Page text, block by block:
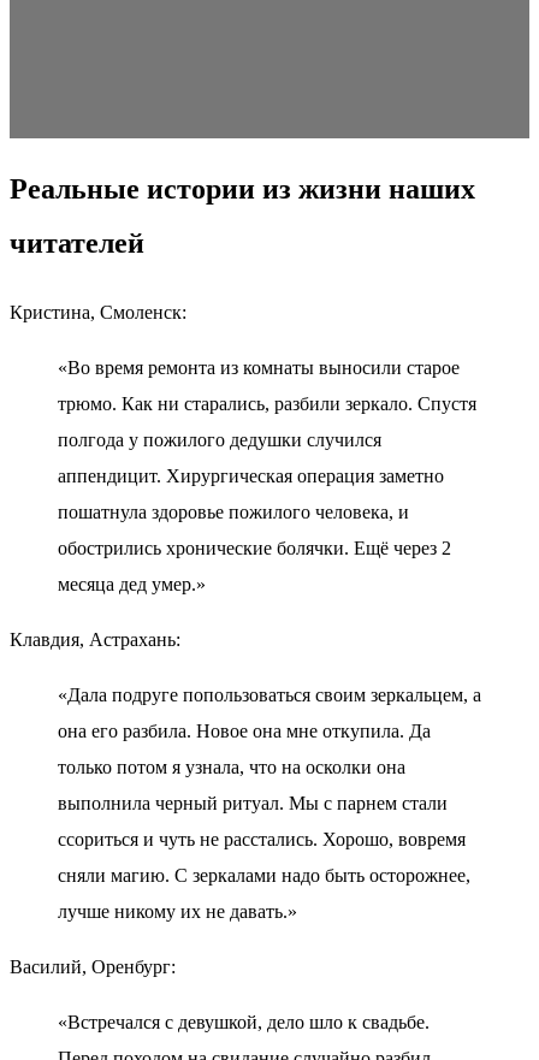
Реальные истории из жизни наших
читателей
Кристина, Смоленск:
«Во время ремонта из комнаты выносили старое
трюмо. Как ни старались, разбили зеркало. Спустя
полгода у пожилого дедушки случился
аппендицит. Хирургическая операция заметно
пошатнула здоровье пожилого человека, и
обострились хронические болячки. Ещё через 2
месяца дед умер.»
Клавдия, Астрахань:
«Дала подруге попользоваться своим зеркальцем, а
она его разбила. Новое она мне откупила. Да
только потом я узнала, что на осколки она
выполнила черный ритуал. Мы с парнем стали
ссориться и чуть не расстались. Хорошо, вовремя
сняли магию. С зеркалами надо быть осторожнее,
лучше никому их не давать.»
Василий, Оренбург:
«Встречался с девушкой, дело шло к свадьбе.